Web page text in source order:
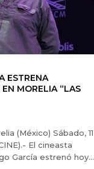
ESTRENA
MORELIA “LAS
(México) Sábado, 11
El cineasta
García estrenó hoy...